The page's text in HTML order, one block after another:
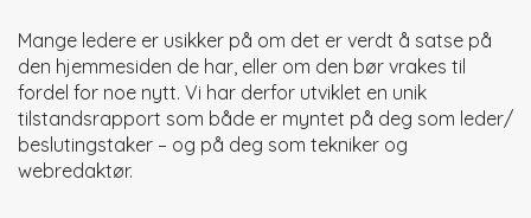
Mange ledere er usikker på om det er verdt å satse på
den hjemmesiden de har, eller om den bør vrakes til
fordel for noe nytt. Vi har derfor utviklet en unik
tilstandsrapport som både er myntet på deg som leder/
beslutingstaker – og på deg som tekniker og
webredaktør.